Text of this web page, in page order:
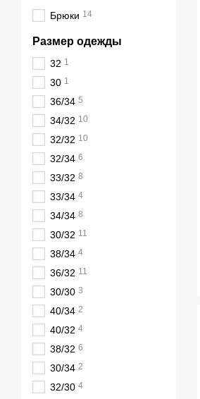
Брюки 14
Размер одежды
32 1
30 1
36/34 5
34/32 10
32/32 10
32/34 6
33/32 8
33/34 4
34/34 8
30/32 11
38/34 4
36/32 11
30/30 3
40/34 2
40/32 4
38/32 6
30/34 2
32/30 4